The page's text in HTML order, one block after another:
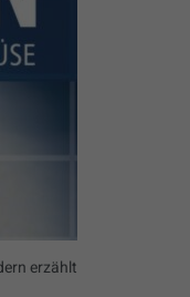
erzählt